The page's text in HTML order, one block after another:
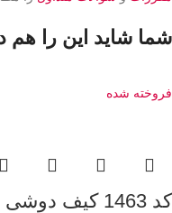
شما شاید این را هم
فروخته شده
کد 1463 کیف دوشی بزرگ بالمانی